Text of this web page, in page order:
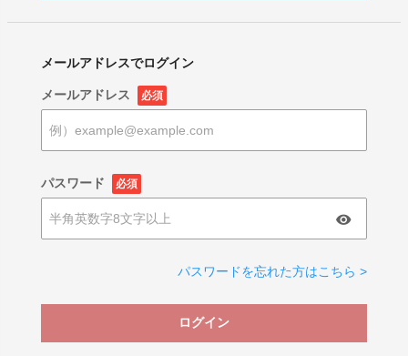
メールアドレスでログイン
メールアドレス 必須
パスワード 必須
パスワードを忘れた方はこちら >
ログイン